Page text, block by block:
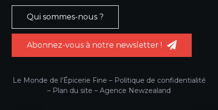
Qui sommes-nous ?
Abonnez-vous à notre newsletter !
Le Monde de l’Épicerie Fine – Politique de confidentialité
– Plan du site – Agence Newzealand